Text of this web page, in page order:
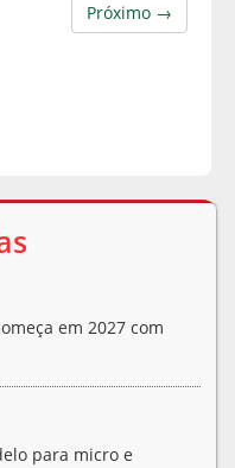
Próximo →
em 2027 com
para micro e